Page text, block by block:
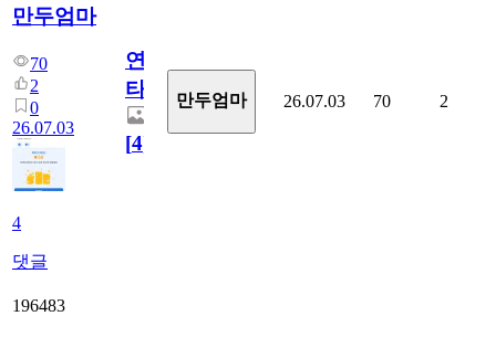
만두엄마
70
2
0
26.07.03
4
댓글
연
타
[4]
만두엄마 26.07.03 70 2
196483